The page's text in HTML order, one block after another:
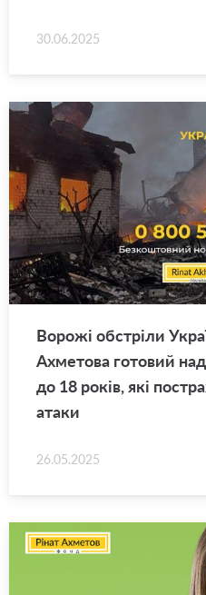
30.06.2025
Во­ро­жі об­стрі­ли
Ахме­то­ва го­то­вий
до 18 років, які
атаки
26.05.2025